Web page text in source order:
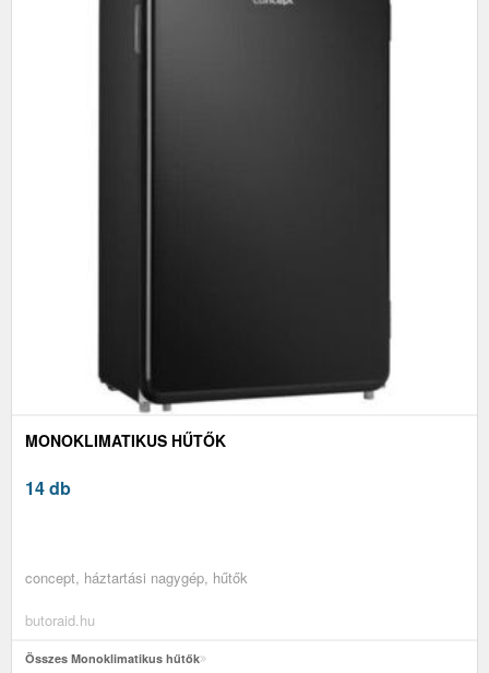
MONOKLIMATIKUS HŰTŐK
14 db
concept, háztartási nagygép, hűtők
butoraid.hu
Összes Monoklimatikus hűtők